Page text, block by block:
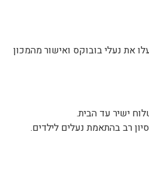
את נעלי בובוקס ואישור מהמכון
רב בהתאמת נעלים לילדים.